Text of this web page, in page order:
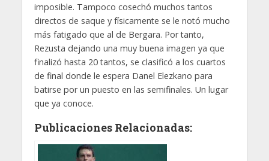
imposible. Tampoco cosechó muchos tantos
directos de saque y físicamente se le notó mucho
más fatigado que al de Bergara. Por tanto,
Rezusta dejando una muy buena imagen ya que
finalizó hasta 20 tantos, se clasificó a los cuartos
de final donde le espera Danel Elezkano para
batirse por un puesto en las semifinales. Un lugar
que ya conoce.
Publicaciones Relacionadas: